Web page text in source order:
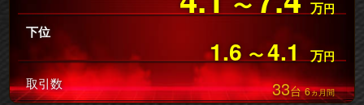
万円
下位
1.6 〜4.1 万円
取引数 33台6ヵ月間